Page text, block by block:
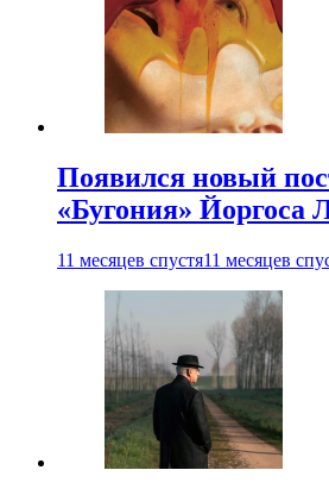
Появился новый
«Бугония» Йоргоса
11 месяцев спустя11 месяцев